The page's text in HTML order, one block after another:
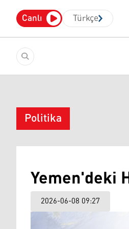
Canlı Türkçe
Politika
Yemen'deki
2026-06-08 09:27